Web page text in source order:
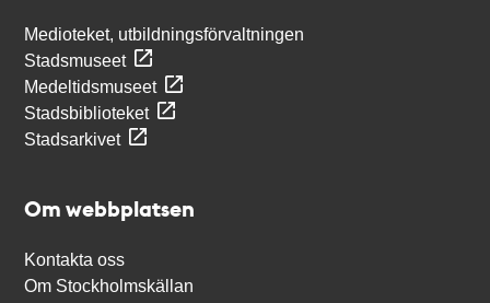
Medioteket, utbildningsförvaltningen
Stadsmuseet
Medeltidsmuseet
Stadsbiblioteket
Stadsarkivet
Om webbplatsen
Kontakta oss
Om Stockholmskällan